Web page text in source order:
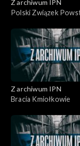
Z archiwum IPN
Polski Związek
Z archiwum IPN
Bracia Kmiołkowie